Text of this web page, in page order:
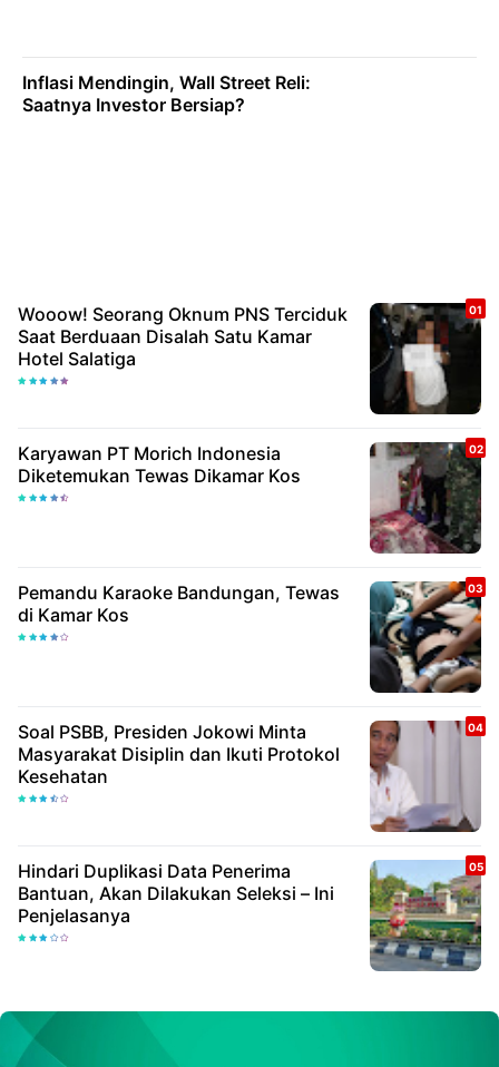
Inflasi Mendingin, Wall Street Reli:
Saatnya Investor Bersiap?
Wooow! Seorang Oknum PNS Terciduk
Saat Berduaan Disalah Satu Kamar
Hotel Salatiga
Karyawan PT Morich Indonesia
Diketemukan Tewas Dikamar Kos
Pemandu Karaoke Bandungan, Tewas
di Kamar Kos
Soal PSBB, Presiden Jokowi Minta
Masyarakat Disiplin dan Ikuti Protokol
Kesehatan
Hindari Duplikasi Data Penerima
Bantuan, Akan Dilakukan Seleksi – Ini
Penjelasanya